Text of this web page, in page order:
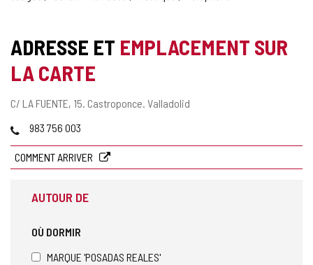
ADRESSE ET EMPLACEMENT SUR
LA CARTE
Adresse
C/ LA FUENTE, 15. Castroponce. Valladolid
Téléphones
983 756 003
COMMENT ARRIVER
AUTOUR DE
OÙ DORMIR
MARQUE 'POSADAS REALES'